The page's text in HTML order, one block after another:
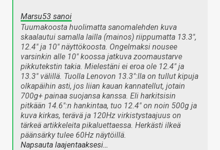
Marsu53 sanoi
Tuumakoosta huolimatta sanomalehden kuva
skaalautui samalla lailla (mainos) riippumatta 13.3",
12.4" ja 10" näyttökoosta. Ongelmaksi nousee
varsinkin alle 10" koossa jatkuva zoomaustarve
pikkutekstin takia. Mielestäni ei eroa ole 12.4" ja
13.3" välillä. Tuolla Lenovon 13.3":lla on tullut kipuja
olkapäihin asti, jos liian kauan kannatellut, jotain
700g+ painaa suojansa kanssa. Eli harkitsisin
pitkään 14.6":n hankintaa, tuo 12.4" on noin 500g ja
kuva kirkas, terävä ja 120Hz virkistystaajuus on
tärkeä artikkeleita pikaluettaessa. Herkästi ilkeä
päänsärky tulee 60Hz näytöillä.
Napsauta laajentaaksesi…